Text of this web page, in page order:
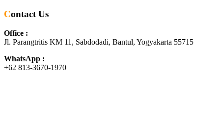
Contact Us
Office :
Jl. Parangtritis KM 11, Sabdodadi, Bantul, Yogyakarta 55715
WhatsApp :
+62 813-3670-1970